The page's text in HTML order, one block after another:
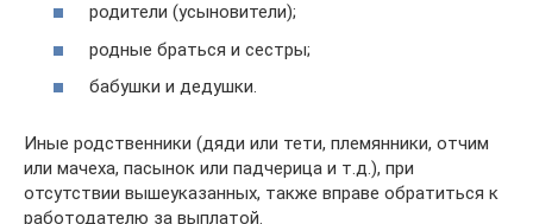
родители (усыновители);
родные браться и сестры;
бабушки и дедушки.
Иные родственники (дяди или тети, племянники, отчим
или мачеха, пасынок или падчерица и т.д.), при
отсутствии вышеуказанных, также вправе обратиться к
работодателю за выплатой.